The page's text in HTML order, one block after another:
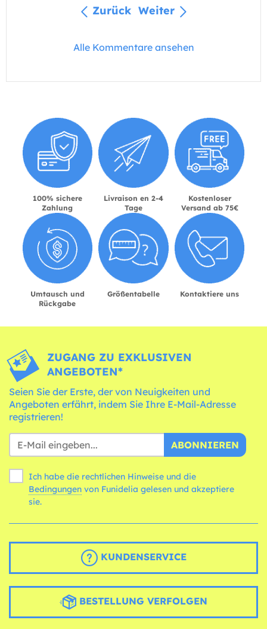
Zurück Weiter
Alle Kommentare ansehen
100% sichere
Zahlung
Livraison en 2-4
Tage
Kostenloser
Versand ab 75€
Umtausch und
Rückgabe
Größentabelle Kontaktiere uns
ZUGANG ZU EXKLUSIVEN
ANGEBOTEN*
Seien Sie der Erste, der von Neuigkeiten und
Angeboten erfährt, indem Sie Ihre E-Mail-Adresse
registrieren!
ABONNIEREN
Ich habe die rechtlichen Hinweise und die
Bedingungen
sie.
KUNDENSERVICE
BESTELLUNG VERFOLGEN